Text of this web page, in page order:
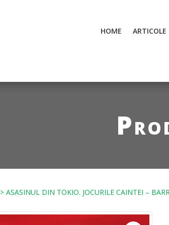
HOME ARTICOLE
> ASASINUL DIN TOKIO. JOCURILE CAINTEI –